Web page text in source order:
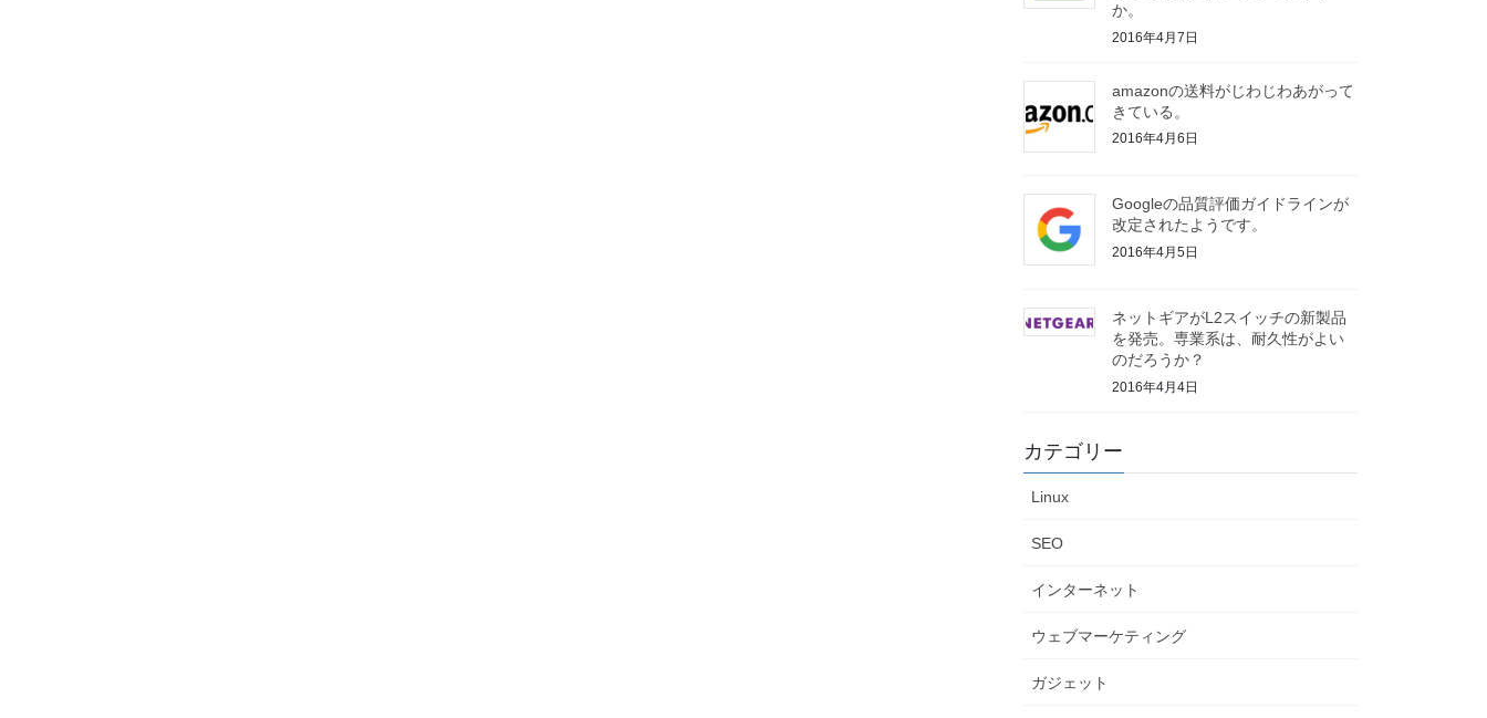
か。
2016年4月7日
amazonの送料がじわじわあがって
きている。
2016年4月6日
Googleの品質評価ガイドラインが
改定されたようです。
2016年4月5日
ネットギアがL2スイッチの新製品
を発売。専業系は、耐久性がよい
のだろうか？
2016年4月4日
カテゴリー
Linux
SEO
インターネット
ウェブマーケティング
ガジェット